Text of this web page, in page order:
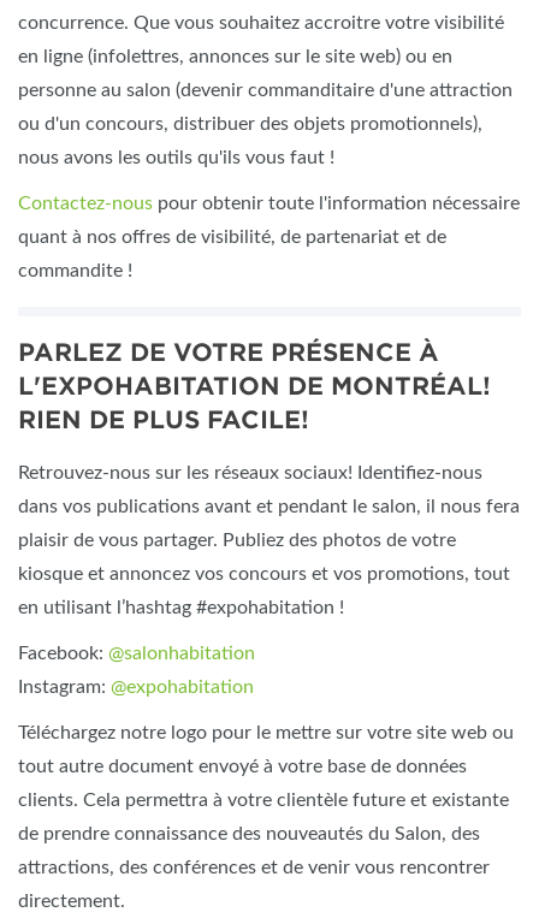
concurrence. Que vous souhaitez accroitre votre visibilité
en ligne (infolettres, annonces sur le site web) ou en
personne au salon (devenir commanditaire d'une attraction
ou d'un concours, distribuer des objets promotionnels),
nous avons les outils qu'ils vous faut !
Contactez-nous pour obtenir toute l'information nécessaire
quant à nos offres de visibilité, de partenariat et de
commandite !
PARLEZ DE VOTRE PRÉSENCE À
L'EXPOHABITATION DE MONTRÉAL!
RIEN DE PLUS FACILE!
Retrouvez-nous sur les réseaux sociaux! Identifiez-nous
dans vos publications avant et pendant le salon, il nous fera
plaisir de vous partager. Publiez des photos de votre
kiosque et annoncez vos concours et vos promotions, tout
en utilisant l’hashtag #expohabitation !
Facebook: @salonhabitation
Instagram: @expohabitation
Téléchargez notre logo pour le mettre sur votre site web ou
tout autre document envoyé à votre base de données
clients. Cela permettra à votre clientèle future et existante
de prendre connaissance des nouveautés du Salon, des
attractions, des conférences et de venir vous rencontrer
directement.